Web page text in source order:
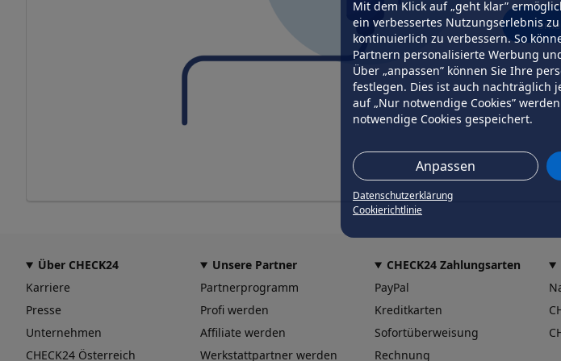
Mit dem Klick auf „geht klar”
ein verbessertes Nutzungserlebnis
kontinuierlich zu verbessern. So
Partnern personalisierte Werbung
Über „anpassen” können Sie Ihre
festlegen. Dies ist auch nachträglich
auf „Nur notwendige Cookies”
notwendige Cookies gespeichert.
Anpassen
Datenschutzerklärung
Cookierichtlinie
Über CHECK24
Karriere
Presse
Unternehmen
CHECK24 Österreich
Unsere Partner
Partnerprogramm
Profi werden
Affiliate werden
Werkstattpartner werden
CHECK24 Zahlungsarten
PayPal
Kreditkarten
Sofortüberweisung
Rechnung